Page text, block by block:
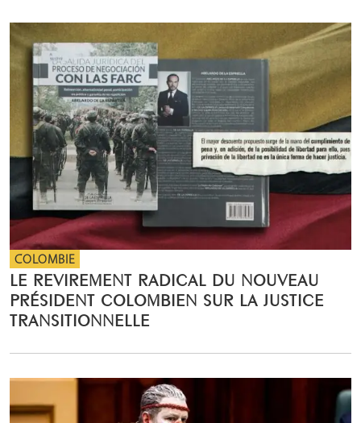
COLOMBIE
LE REVIREMENT RADICAL DU NOUVEAU
PRÉSIDENT COLOMBIEN SUR LA JUSTICE
TRANSITIONNELLE